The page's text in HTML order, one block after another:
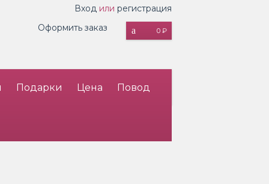
Вход или регистрация
0 ₽
Оформить заказ
Подарки Цена Повод